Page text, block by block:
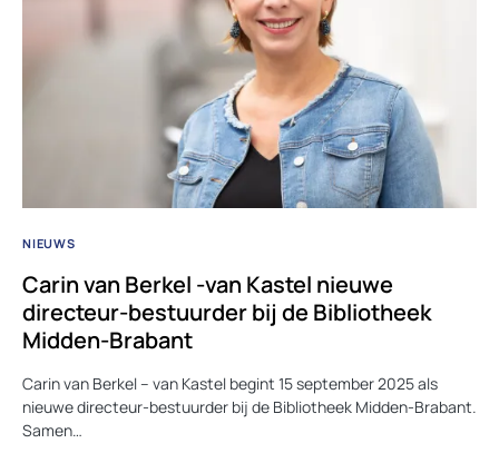
NIEUWS
Carin van Berkel -van Kastel nieuwe
directeur-bestuurder bij de Bibliotheek
Midden-Brabant
Carin van Berkel – van Kastel begint 15 september 2025 als
nieuwe directeur-bestuurder bij de Bibliotheek Midden-Brabant.
Samen…